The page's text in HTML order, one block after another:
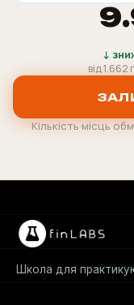
↓
від
Кількість місць
Школа для